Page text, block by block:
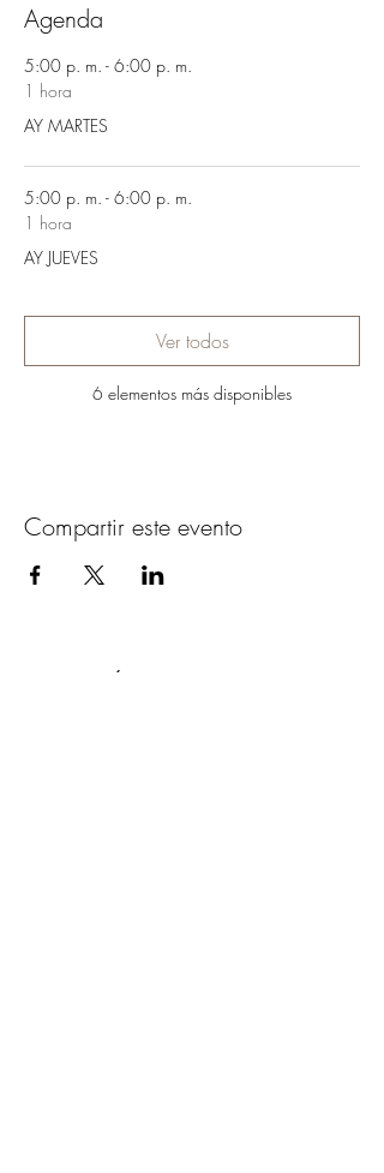
Agenda
5:00 p. m. - 6:00 p. m.
1 hora
AY MARTES
5:00 p. m. - 6:00 p. m.
1 hora
AY JUEVES
6 elementos más disponibles
Ver todos
Compartir este evento